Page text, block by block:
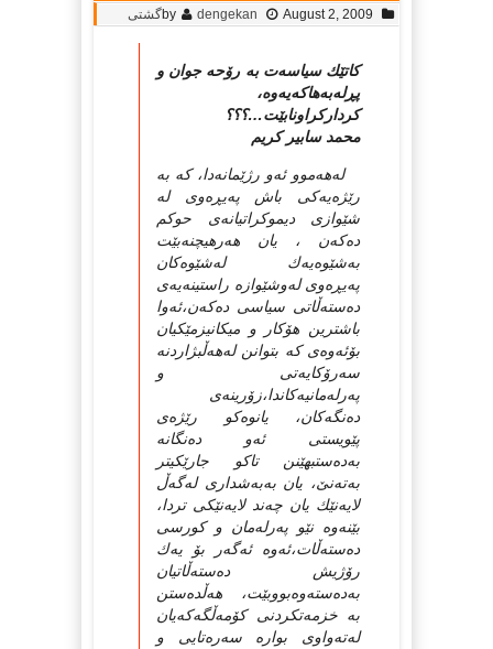
by dengekan August 2, 2009 گشتی
كاتێك سیاسه‌ت به‌ رۆحه‌ جوان و
پڕله‌به‌هاكه‌یه‌وه‌،
كرداركراونابێت…؟؟؟
محمد سابیر كریم
له‌هه‌موو ئه‌و رژێمانه‌دا، كه‌ به‌
رێژه‌یه‌كی باش په‌یڕه‌وی له‌
شێوازی دیموكراتیانه‌ی حوكم
ده‌كه‌ن ، یان هه‌رهیچنه‌بێت
به‌شێوه‌یه‌ك له‌شێوه‌كان
په‌یڕه‌وی له‌وشێوازه‌ راستینه‌یه‌ی
ده‌سته‌ڵاتی سیاسی ده‌كه‌ن،ئه‌وا
باشترین هۆكار و میكانیزمێكیان
بۆئه‌وه‌ی كه‌ بتوانن له‌هه‌ڵبژاردنه‌
سه‌رۆكایه‌تی و
په‌رله‌مانیه‌كاندا،زۆرینه‌ی
ده‌نگه‌كان، یانوه‌كو رێژه‌ی
پێویستی ئه‌و ده‌نگانه‌
به‌ده‌ستبهێنن تاكو جارێكیتر
به‌ته‌نێ‌، یان به‌به‌شداری له‌گه‌ڵ
لایه‌نێك یان چه‌ند لایه‌نێكی تردا،
بێنه‌وه‌ نێو په‌رله‌مان و كورسی
ده‌سته‌ڵات،ئه‌وه‌ ئه‌گه‌ر بۆ یه‌ك
رۆژیش ده‌سته‌ڵاتیان
به‌ده‌سته‌وه‌بووبێت، هه‌ڵده‌ستن
به‌ خزمه‌تكردنی كۆمه‌ڵگه‌كه‌یان
له‌ته‌واوی بواره‌ سه‌ره‌تایی و